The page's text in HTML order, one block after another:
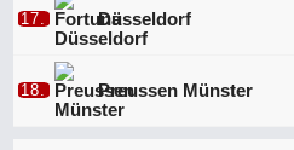
17. Düsseldorf
18. Preussen Münster